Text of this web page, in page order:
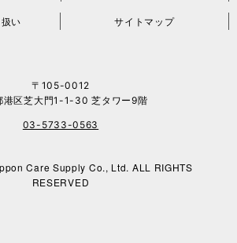
い サイトマップ
〒105-0012
港区芝大門1-1-30 芝タワー9階
03-5733-0563
Care Supply Co., Ltd. ALL RIGHTS
RESERVED